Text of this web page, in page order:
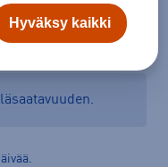
Hyväksy kaikki